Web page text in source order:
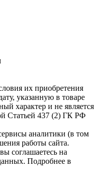
их приобретения
указанную в товаре
характер и не является
Статьей 437 (2) ГК РФ
аналитики (в том
работы сайта.
соглашаетесь на
Подробнее в